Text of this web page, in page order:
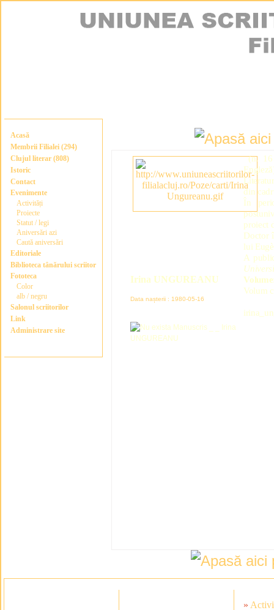
Acasă
Membrii Filialei (294)
Clujul literar (808)
Istoric
Contact
Evenimente
Activități
Proiecte
Statut / legi
Aniversări azi
Caută aniversări
Editoriale
Biblioteca tânărului scriitor
Fototeca
Color
alb / negru
Salonul scriitorilor
Link
Administrare site
Irina UNGUREANU
Data nașterii : 1980-05-16
(n. 16
din
În
proiect
Doctor
lui
A
Volum
»